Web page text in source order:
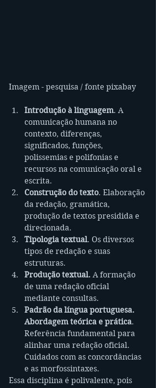
Imagem - pesquisa / fonte pixabay
Introdução à linguagem. A
comunicação humana no
contexto, diferenças,
significados, funções,
polissemias e polifonias e
recursos na comunicação oral e
escrita.
Construção do texto. Elaboração
da redação, gramática,
produção de textos presidida e
direcionada.
Tipologia textual. Os diversos
tipos de redação e suas
estruturas.
Produção textual. A formação
de uma redação oficial
mediante consultas.
Padrão da língua portuguesa.
Abordagem teórica e prática.
Referência fundamental para
alinhar uma redação oficial.
Cuidados com as concordâncias
e as morfossintaxes.
Essa disciplina é polivalente, pois